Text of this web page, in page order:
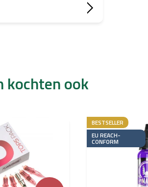
kochten ook
BESTSELLER
EU REACH-
CONFORM